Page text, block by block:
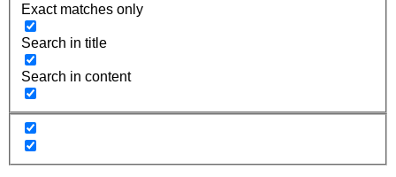
Exact matches only
Search in title
Search in content